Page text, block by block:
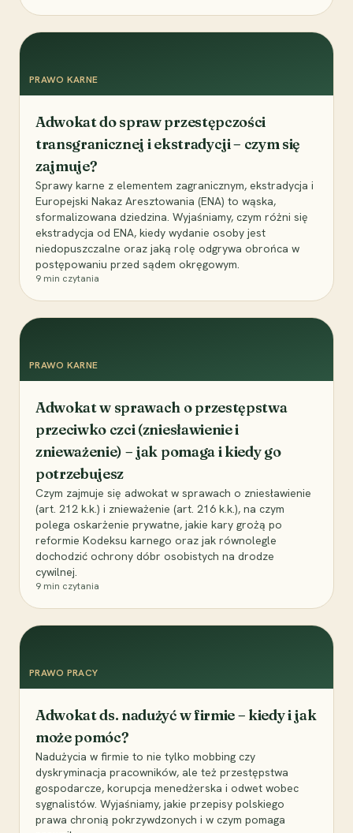
PRAWO KARNE
Adwokat do spraw przestępczości
transgranicznej i ekstradycji – czym się
zajmuje?
Sprawy karne z elementem zagranicznym, ekstradycja i
Europejski Nakaz Aresztowania (ENA) to wąska,
sformalizowana dziedzina. Wyjaśniamy, czym różni się
ekstradycja od ENA, kiedy wydanie osoby jest
niedopuszczalne oraz jaką rolę odgrywa obrońca w
postępowaniu przed sądem okręgowym.
9 min czytania
PRAWO KARNE
Adwokat w sprawach o przestępstwa
przeciwko czci (zniesławienie i
znieważenie) – jak pomaga i kiedy go
potrzebujesz
Czym zajmuje się adwokat w sprawach o zniesławienie
(art. 212 k.k.) i znieważenie (art. 216 k.k.), na czym
polega oskarżenie prywatne, jakie kary grożą po
reformie Kodeksu karnego oraz jak równolegle
dochodzić ochrony dóbr osobistych na drodze
cywilnej.
9 min czytania
PRAWO PRACY
Adwokat ds. nadużyć w firmie – kiedy i jak
może pomóc?
Nadużycia w firmie to nie tylko mobbing czy
dyskryminacja pracowników, ale też przestępstwa
gospodarcze, korupcja menedżerska i odwet wobec
sygnalistów. Wyjaśniamy, jakie przepisy polskiego
prawa chronią pokrzywdzonych i w czym pomaga